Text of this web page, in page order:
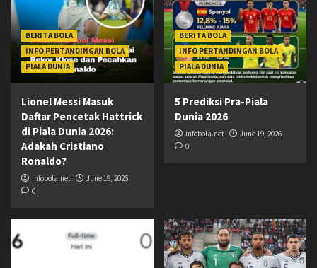
BERITA BOLA
INFO PERTANDINGAN BOLA
PIALA DUNIA
Lionel Messi Masuk
Daftar Pencetak Hattrick
di Piala Dunia 2026:
Adakah Cristiano
Ronaldo?
infobola.net
June 19, 2026
0
BERITA BOLA
INFO PERTANDINGAN BOLA
PIALA DUNIA
5 Prediksi Pra-Piala
Dunia 2026
infobola.net
June 19, 2026
0